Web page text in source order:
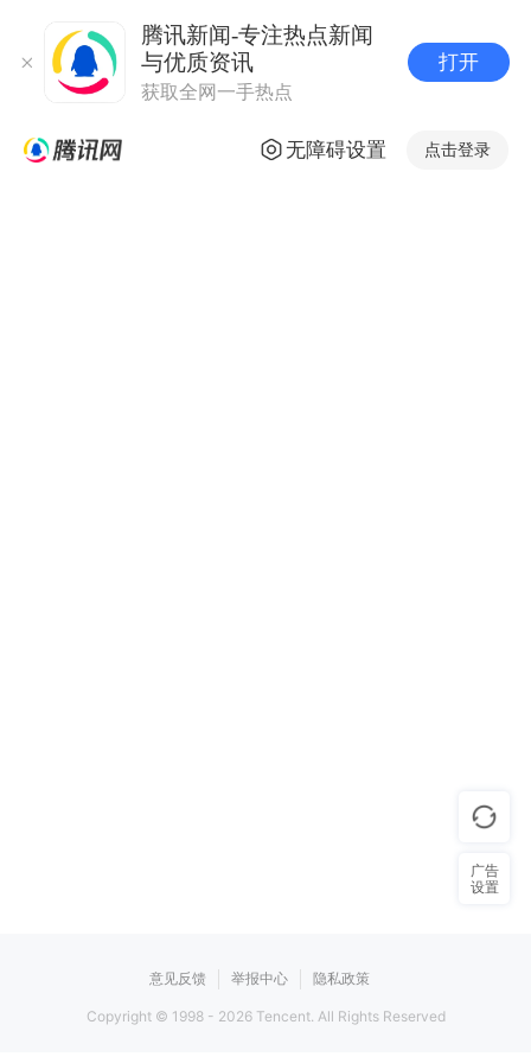
腾讯新闻-专注热点新闻
与优质资讯
获取全网一手热点
打开
无障碍设置 点击登录
意见反馈 举报中心 隐私政策
Copyright © 1998 - 2026Tencent. All Rights Reserved
广告
设置